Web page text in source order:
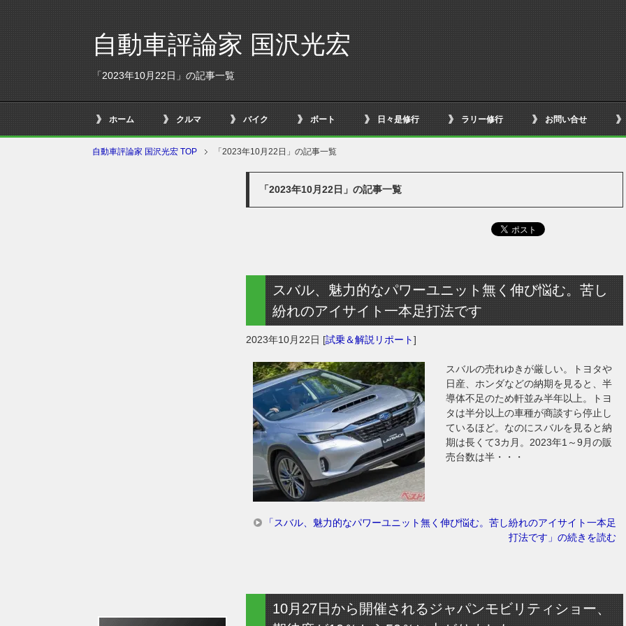
自動車評論家 国沢光宏
「2023年10月22日」の記事一覧
ホーム クルマ バイク ボート 日々是修行 ラリー修行 お問い合せ
自動車評論家 国沢光宏 TOP 「2023年10月22日」の記事一覧
「2023年10月22日」の記事一覧
スバル、魅力的なパワーユニット無く伸び悩む。苦し
紛れのアイサイト一本足打法です
2023年10月22日 [試乗＆解説リポート]
スバルの売れゆきが厳しい。トヨタや
日産、ホンダなどの納期を見ると、半
導体不足のため軒並み半年以上。トヨ
タは半分以上の車種が商談すら停止し
ているほど。なのにスバルを見ると納
期は長くて3カ月。2023年1～9月の販
売台数は半・・・
「スバル、魅力的なパワーユニット無く伸び悩む。苦し紛れのアイサイト一本足
打法です」の続きを読む
10月27日から開催されるジャパンモビリティショー、